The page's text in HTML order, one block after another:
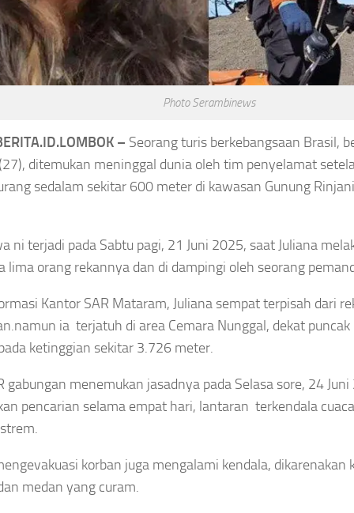
Photo Serambinews
– Seorang turis berkebangsaan Brasil,
ditemukan meninggal dunia oleh tim penyelamat
sedalam sekitar 600 meter di kawasan Gunung
ni terjadi pada Sabtu pagi, 21 Juni 2025, saat Juliana
lima orang rekannya dan di dampingi oleh seorang
Kantor SAR Mataram, Juliana sempat terpisah dari
ia terjatuh di area Cemara Nunggal, dekat
ketinggian sekitar 3.726 meter.
gabungan menemukan jasadnya pada Selasa sore, 24
pencarian selama empat hari, lantaran terkendala
korban juga mengalami kendala, dikarenakan
medan yang curam.
Hangestri
Hangestri
Korea
Ninja
Melekat
Bintang
7, 2026
Stadion Kapten I Wayan Dipta
Daftar Lengkap
Penghargaan Piala
2026,Persebaya Juara
Piala Presiden
Singapura
Fandi Cerita
Viral ASN
Barat Live
Daftar
Perwira